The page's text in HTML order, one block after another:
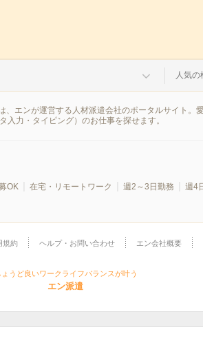
人気の
エンが運営する人材派遣会社のポータルサイト。
力・タイピング）のお仕事を探せます。
OK 在宅・リモートワーク 週2～3日勤務 週4
規約 ヘルプ・お問い合わせ エン会社概要
ょうど良いワークライフバランスが叶う
エン派遣